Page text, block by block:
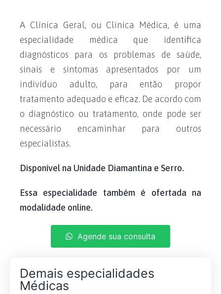
A Clínica Geral, ou Clínica Médica, é uma
especialidade médica que identifica
diagnósticos para os problemas de saúde,
sinais e sintomas apresentados por um
indivíduo adulto, para então propor
tratamento adequado e eficaz. De acordo com
o diagnóstico ou tratamento, onde pode ser
necessário encaminhar para outros
especialistas.
Disponível na Unidade Diamantina e Serro.
Essa especialidade também é ofertada na
modalidade online.
Agende sua consulta
Demais especialidades
Médicas